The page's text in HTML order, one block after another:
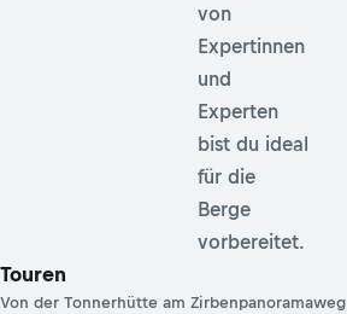
von
Expertinnen
und
Experten
bist du ideal
für die
Berge
vorbereitet.
Touren
Von der Tonnerhütte am Zirbenpanoramaweg